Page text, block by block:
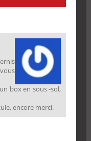
box en sous -sol,
encore merci.